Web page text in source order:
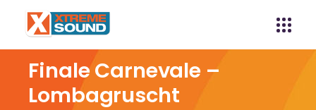
Finale Carnevale –
Lombagruscht